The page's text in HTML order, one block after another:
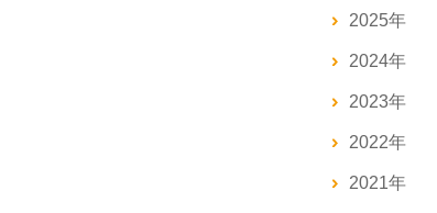
2025年
2024年
2023年
2022年
2021年